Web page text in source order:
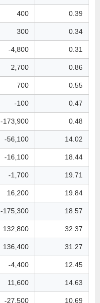
400 0.39
300 0.34
-4,800 0.31
2,700 0.86
700 0.55
-100 0.47
-173,900 0.48
-56,100 14.02
-16,100 18.44
-1,700 19.71
16,200 19.84
-175,300 18.57
132,800 32.37
136,400 31.27
-4,400 12.45
11,600 14.63
-27,500 10.69